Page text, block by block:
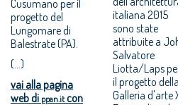
Cusumano per il
progetto del
Lungomare di
Balestrate (PA).
(...)
vai alla pagina
web di ppan.itcon
italiana 2015
sono state
attribuite a
Salvatore
Liotta/Laps
il progetto della
Galleria d'arte